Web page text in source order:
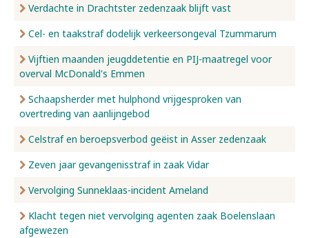
Verdachte in Drachtster zedenzaak blijft vast
Cel- en taakstraf dodelijk verkeersongeval Tzummarum
Vijftien maanden jeugddetentie en PIJ-maatregel voor
overval McDonald's Emmen
Schaapsherder met hulphond vrijgesproken van
overtreding van aanlijngebod
Celstraf en beroepsverbod geëist in Asser zedenzaak
Zeven jaar gevangenisstraf in zaak Vidar
Vervolging Sunneklaas-incident Ameland
Klacht tegen niet vervolging agenten zaak Boelenslaan
afgewezen